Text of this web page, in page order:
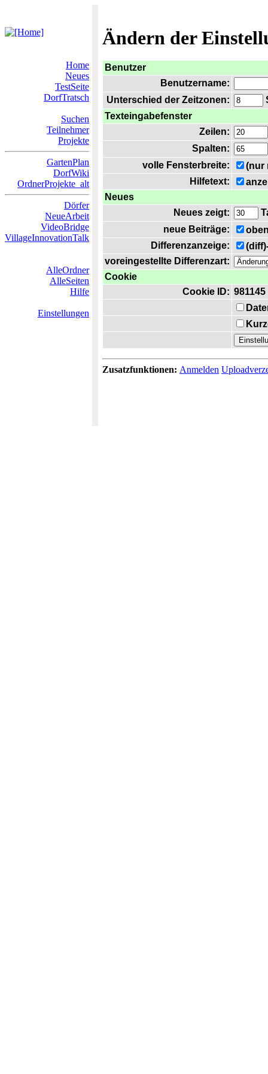
Ändern der
Home
Neues
TestSeite
DorfTratsch
Suchen
Teilnehmer
Projekte
GartenPlan
DorfWiki
OrdnerProjekte_alt
Dörfer
NeueArbeit
VideoBridge
VillageInnovationTalk
AlleOrdner
AlleSeiten
Hilfe
Einstellungen
Benutzer
Benutzername:
Unterschied der Zeitzonen:
Texteingabefenster
Zeilen:
Spalten:
volle Fensterbreite:
(nur
Hilfetext:
Neues
Neues zeigt:
neue Beiträge:
Differenzanzeige:
voreingestellte Differenzart:
Cookie
Cookie ID: 981145
Zusatzfunktionen: Anmelden